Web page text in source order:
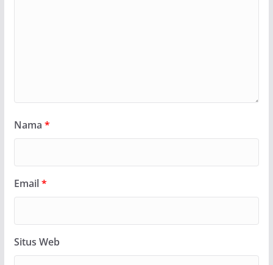
Nama *
Email*
Situs Web